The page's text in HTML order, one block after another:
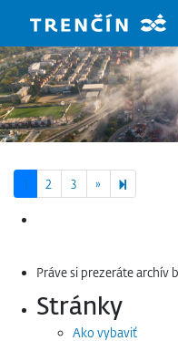
1 2 3 » Next page
4
Práve si prezeráte archív
Stránky
Ako vybaviť